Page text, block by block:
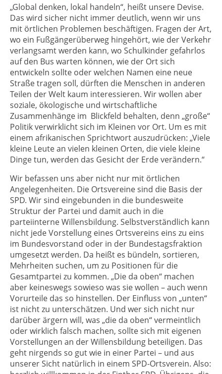
„Global denken, lokal handeln“, heißt unsere Devise.
Das wird sicher nicht immer deutlich, wenn wir uns
mit örtlichen Problemen beschäftigen. Fragen der Art,
wo ein Fußgängerüberweg hingehört, wie der Verkehr
verlangsamt werden kann, wo Schulkinder gefahrlos
auf den Bus warten können, wie der Ort sich
entwickeln sollte oder welchen Namen eine neue
Straße tragen soll, dürften die Menschen in anderen
Teilen der Welt kaum interessieren. Wir wollen aber
soziale, ökologische und wirtschaftliche
Zusammenhänge im Blickfeld behalten, denn „große“
Politik verwirklicht sich im Kleinen vor Ort. Um es mit
einem afrikanischen Sprichtwort auszudrücken: „Viele
kleine Leute an vielen kleinen Orten, die viele kleine
Dinge tun, werden das Gesicht der Erde verändern.“
Wir befassen uns aber nicht nur mit örtlichen
Angelegenheiten. Die Ortsvereine sind die Basis der
SPD. Wir sind eingebunden in die bundesweite
Struktur der Partei und damit auch in die
parteiinterne Willensbildung. Selbstverständlich kann
nicht jede Vorstellung eines Ortsvereins eins zu eins
im Bundesvorstand oder in der Bundestagsfraktion
umgesetzt werden. Da heißt es bündeln, sortieren,
Mehrheiten suchen, um zu Positionen für die
Gesamtpartei zu kommen. „Die da oben“ machen
aber keineswegs sowieso was sie wollen – auch wenn
Vorurteile das so hinstellen. Der Einfluss von „unten“
ist nicht zu unterschätzen. Und wer sich nicht nur
darüber ärgern will, was „die da oben“ vermeintlich
oder wirklich falsch machen, sollte sich mit eigenen
Vorstellungen an der Willensbildung beteiligen. Das
geht nirgends so gut wie in einer Partei – und aus
unserer Sicht natürlich in einem SPD-Ortsverein. Also: